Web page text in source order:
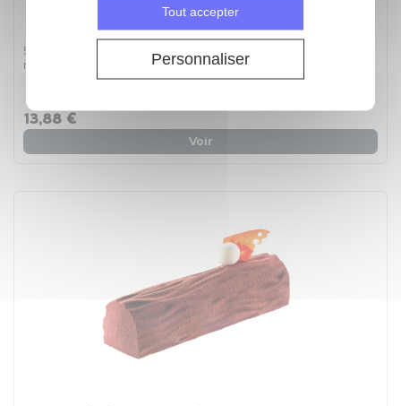
Tout accepter
Personnaliser
500 rhodoïds - ruban patissier pré-découpés - 500
rhodoïds
13,88 €
Voir